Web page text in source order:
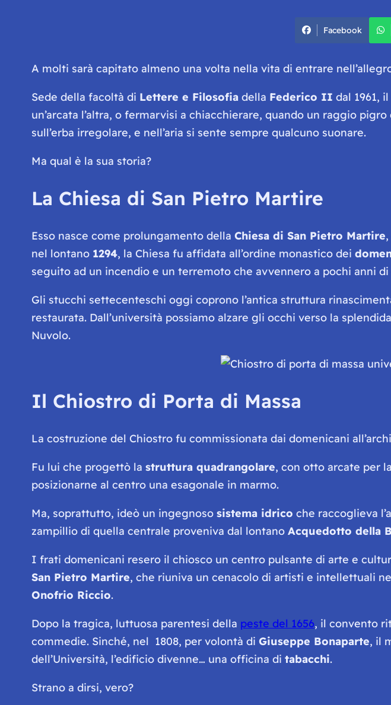
Facebook
A molti sarà capitato almeno una volta nella vita di entrare
Sede della facoltà di Lettere e Filosofiadella Federico II dal 1961,
un’arcata l’altra, o fermarvisi a chiacchierare, quando un raggio
sull’erba irregolare, e nell’aria si sente sempre qualcuno suonare.
Ma qual è la sua storia?
La Chiesa di San Pietro Martire
Esso nasce come prolungamento della Chiesa di San Pietro Martire
nel lontano 1294, la Chiesa fu affidata all’ordine monastico dei
seguito ad un incendio e un terremoto che avvennero a pochi anni di
Gli stucchi settecenteschi oggi coprono l’antica struttura
restaurata. Dall’università possiamo alzare gli occhi verso la splendida
Nuvolo.
Il Chiostro di Porta di Massa
La costruzione del Chiostro fu commissionata dai domenicani
Fu lui che progettò la struttura quadrangolare, con otto arcate per
posizionarne al centro una esagonale in marmo.
Ma, soprattutto, ideò un ingegnoso sistema idrico che raccoglieva
zampillio di quella centrale proveniva dal lontano Acquedotto della
I frati domenicani resero il chiosco un centro pulsante di arte e
San Pietro Martire, che riuniva un cenacolo di artisti e intellettuali
Onofrio Riccio.
Dopo la tragica, luttuosa parentesi della peste del 1656, il convento
commedie. Sinché, nel 1808, per volontà di Giuseppe Bonaparte, il
dell’Università, l’edificio divenne… una officina di tabacchi.
Strano a dirsi, vero?